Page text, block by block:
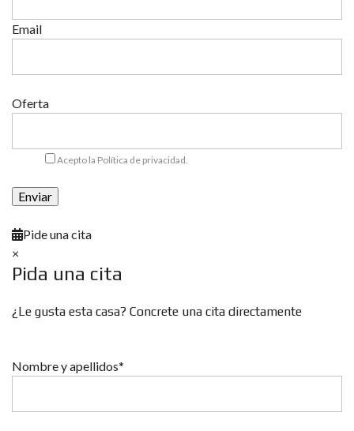
Email
Oferta
Acepto la Política de privacidad.
Pide una cita
×
Pida una cita
¿Le gusta esta casa? Concrete una cita directamente
Nombre y apellidos*